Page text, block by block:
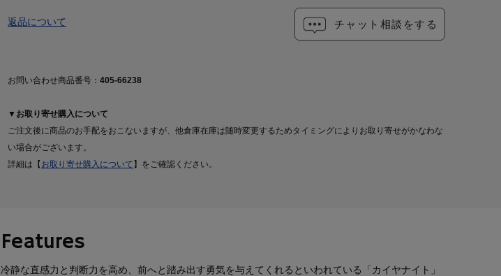
チャット相談をする
返品について
お問い合わせ商品番号： 405-66238
▼お取り寄せ購入について
ご注文後に商品のお手配をおこないますが、他倉庫在庫は随時変更するためタイミングによりお取り寄せがかなわな
い場合がございます。
詳細は【 お取り寄せ購入について 】をご確認ください。
Features
冷静な直感力と判断力を高め、前へと踏み出す勇気を与えてくれるといわれている「カイヤナイト」